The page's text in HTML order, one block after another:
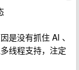
是没有抓住 AI 、
线程支持，注定